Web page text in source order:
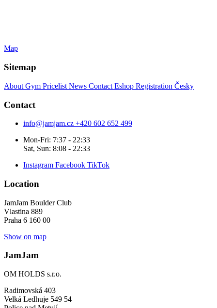
Map
Sitemap
About Gym Pricelist News Contact Eshop Registration Česky
Contact
info@jamjam.cz +420 602 652 499
Mon-Fri: 7:37 - 22:33
Sat, Sun: 8:08 - 22:33
Instagram Facebook TikTok
Location
JamJam Boulder Club
Vlastina 889
Praha 6 160 00
Show on map
JamJam
OM HOLDS s.r.o.
Radimovská 403
Velká Ledhuje 549 54